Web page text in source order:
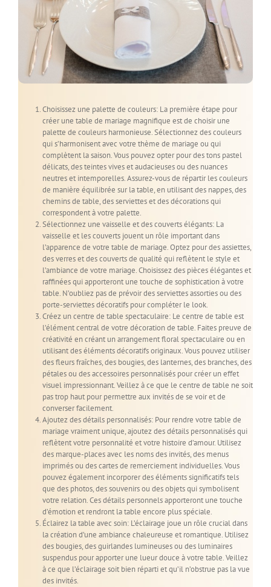
Choisissez une palette de couleurs: La première étape pour
créer une table de mariage magnifique est de choisir une
palette de couleurs harmonieuse. Sélectionnez des couleurs
qui s’harmonisent avec votre thème de mariage ou qui
complètent la saison. Vous pouvez opter pour des tons pastel
délicats, des teintes vives et audacieuses ou des nuances
neutres et intemporelles. Assurez-vous de répartir les couleurs
de manière équilibrée sur la table, en utilisant des nappes, des
chemins de table, des serviettes et des décorations qui
correspondent à votre palette.
Sélectionnez une vaisselle et des couverts élégants: La
vaisselle et les couverts jouent un rôle important dans
l’apparence de votre table de mariage. Optez pour des assiettes,
des verres et des couverts de qualité qui reflètent le style et
l’ambiance de votre mariage. Choisissez des pièces élégantes et
raffinées qui apporteront une touche de sophistication à votre
table. N’oubliez pas de prévoir des serviettes assorties ou des
porte-serviettes décoratifs pour compléter le look.
Créez un centre de table spectaculaire: Le centre de table est
l’élément central de votre décoration de table. Faites preuve de
créativité en créant un arrangement floral spectaculaire ou en
utilisant des éléments décoratifs originaux. Vous pouvez utiliser
des fleurs fraîches, des bougies, des lanternes, des branches, des
pétales ou des accessoires personnalisés pour créer un effet
visuel impressionnant. Veillez à ce que le centre de table ne soit
pas trop haut pour permettre aux invités de se voir et de
converser facilement.
Ajoutez des détails personnalisés: Pour rendre votre table de
mariage vraiment unique, ajoutez des détails personnalisés qui
reflètent votre personnalité et votre histoire d’amour. Utilisez
des marque-places avec les noms des invités, des menus
imprimés ou des cartes de remerciement individuelles. Vous
pouvez également incorporer des éléments significatifs tels
que des photos, des souvenirs ou des objets qui symbolisent
votre relation. Ces détails personnels apporteront une touche
d’émotion et rendront la table encore plus spéciale.
Éclairez la table avec soin: L’éclairage joue un rôle crucial dans
la création d’une ambiance chaleureuse et romantique. Utilisez
des bougies, des guirlandes lumineuses ou des luminaires
suspendus pour apporter une lueur douce à votre table. Veillez
à ce que l’éclairage soit bien réparti et qu’il n’obstrue pas la vue
des invités.